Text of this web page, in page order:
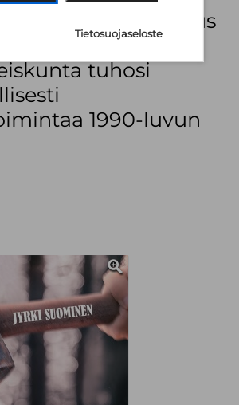
pahuus : kertomus
tuhosi
1990-luvun
Tietosuojaseloste